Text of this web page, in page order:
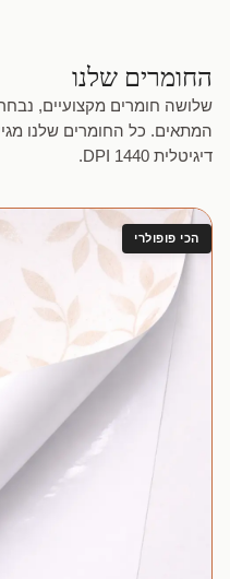
החומרים שלנו
שלושה חומרים מקצועיים,
המתאים. כל החומרים שלנו
דיגיטלית 1440 DPI.
הכי פופולרי